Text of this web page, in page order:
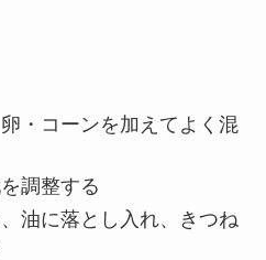
・コーンを加えてよく混
調整する
油に落とし入れ、きつね